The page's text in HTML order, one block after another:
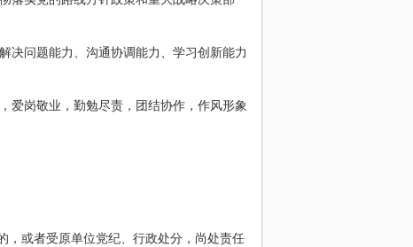
决问题能力、沟通协调能力、学习创新能力
爱岗敬业，勤勉尽责，团结协作，作风形象
，或者受原单位党纪、行政处分，尚处责任